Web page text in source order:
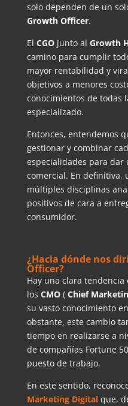
solo dependen de un
Growth Officer.
El CGO junto al Growth
camino para cumplir
mayor rentabilidad y
objetivos a menores
conocimientos de todas
especializado.
Entonces, entendemos
gestionar y combinar
especialidades para dar
comercial. En definitiva,
múltiples disciplinas
positivos de cara a
consumidor.
¿Hacia dónde nos
Officer?
Hay una clara
los CMO ( Chief
su vasto conocimiento
obstante, este cambio
tiempo en realizarse a
de compañías Fortune
puesto de trabajo.
En este sentido,
Marketing Digitalque,